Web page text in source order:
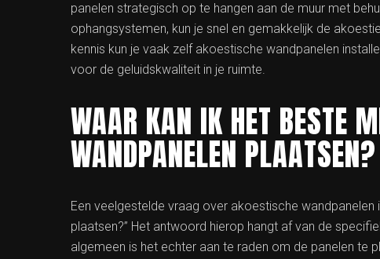
panelen strategisch op te hangen aan de muur met
ophangsystemen, kun je snel en gemakkelijk de
kennis kun je vaak zelf akoestische wandpanelen
voor de geluidskwaliteit in je ruimte.
WAAR KAN IK HET BESTE
WANDPANELEN PLAATSEN?
Een veelgestelde vraag over akoestische
plaatsen?” Het antwoord hierop hangt af van de
algemeen is het echter aan te raden om de panelen te